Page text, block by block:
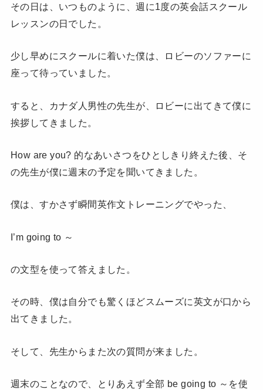
その日は、いつものように、週に1度の英会話スクール
レッスンの日でした。
少し早めにスクールに着いた僕は、ロビーのソファーに
座って待っていました。
すると、カナダ人男性の先生が、ロビーに出てきて僕に
挨拶してきました。
How are you? 的なあいさつをひとしきり終えた後、そ
の先生が僕に週末の予定を聞いてきました。
僕は、すかさず瞬間英作文トレーニングでやった、
I’m going to ～
の文型を使って答えました。
その時、僕は自分でも驚くほどスムーズに英文が口から
出てきました。
そして、先生からまた次の質問が来ました。
週末のことなので、とりあえず全部 be going to ～を使